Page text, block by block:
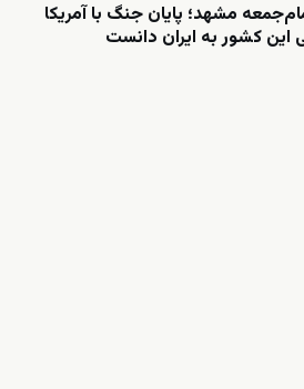
مشهد؛ پایان جنگ با آمریکا
این کشور به ایران دانست